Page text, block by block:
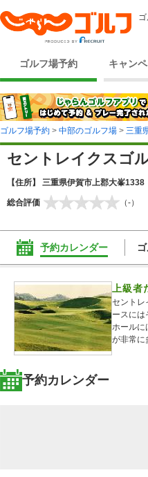
ゴルフ場予約 キャン
ゴルフ場予約 > 中部のゴルフ場 > 三重
セントレイクスゴ
【住所】 三重県伊賀市上郡大峯1338
総合評価 （-）
予約カレンダー
上級者
セントレ
ースには
ホールに
予約カレンダー